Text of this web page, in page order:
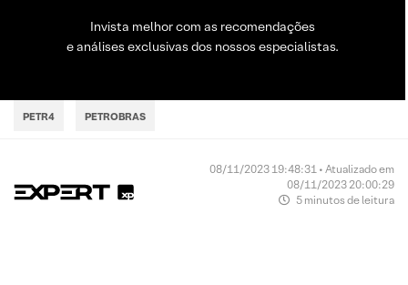
Invista melhor com as recomendações
e análises exclusivas dos nossos especialistas.
PETR4 PETROBRAS
08/11/2023 19:48:31 • Atualizado em
08/11/2023 20:00:29
5 minutos de leitura